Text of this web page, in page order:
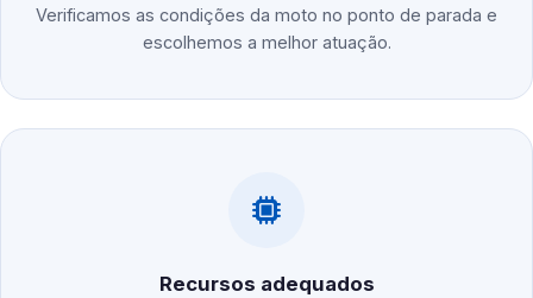
Verificamos as condições da moto no ponto de parada e
escolhemos a melhor atuação.
Recursos adequados